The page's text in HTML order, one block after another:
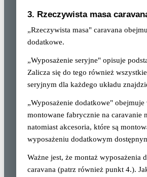
3. Rzeczywista masa
„Rzeczywista masa" caravana
dodatkowe.
„Wyposażenie seryjne" opisuje
Zalicza się do tego również
seryjnym dla każdego układu
„Wyposażenie dodatkowe"
montowane fabrycznie na caravanie
natomiast akcesoria, które są
wyposażeniu dodatkowym
Ważne jest, że montaż wyposażenia
caravana (patrz również punkt 4.).